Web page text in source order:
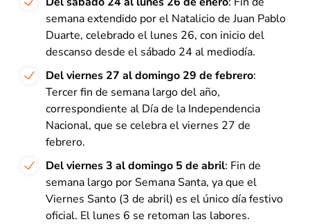
semana extendido por el Natalicio de Juan Pablo
Duarte, celebrado el lunes 26, con inicio del
descanso desde el sábado 24 al mediodía.
Del viernes 27 al domingo 29 de febrero:
Tercer fin de semana largo del año,
correspondiente al Día de la Independencia
Nacional, que se celebra el viernes 27 de
febrero.
Del viernes 3 al domingo 5 de abril: Fin de
semana largo por Semana Santa, ya que el
Viernes Santo (3 de abril) es el único día festivo
oficial. El lunes 6 se retoman las labores.